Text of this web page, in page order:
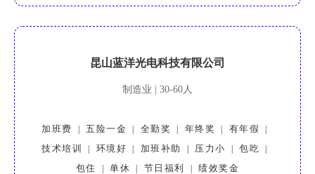
昆山蓝洋光电科技有限公司
制造业 | 30-60人
加班费 | 五险一金 | 全勤奖 | 年终奖 | 有年假 |
技术培训 | 环境好 | 加班补助 | 压力小 | 包吃 |
包住 | 单休 | 节日福利 | 绩效奖金